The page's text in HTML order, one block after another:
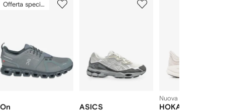
su
Offerta speciale
On ASICS
Nuova stagione
HOKA